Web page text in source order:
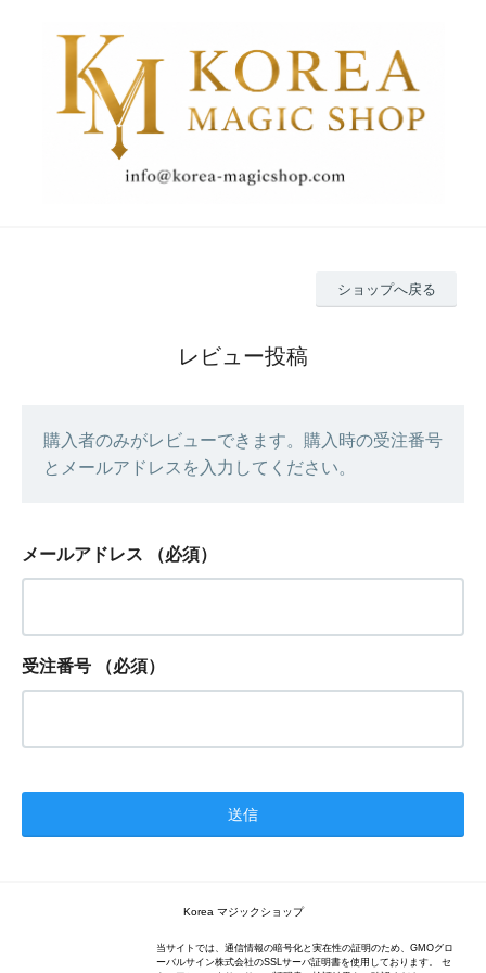
ショップへ戻る
レビュー投稿
購入者のみがレビューできます。購入時の受注番号
とメールアドレスを入力してください。
メールアドレス （必須）
受注番号 （必須）
Korea マジックショップ
当サイトでは、通信情報の暗号化と実在性の証明のため、GMOグロ
ーバルサイン株式会社のSSLサーバ証明書を使用しております。 セ